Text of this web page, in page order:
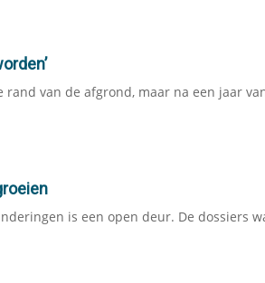
rand van de afgrond, maar na een jaar
is een open deur. De dossiers